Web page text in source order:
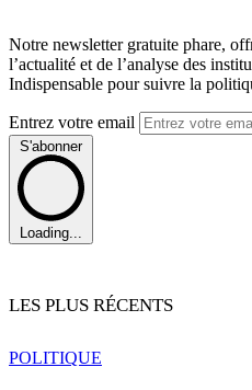
Notre newsletter gratuite phare,
l’actualité et de l’analyse des
Indispensable pour suivre la
Entrez votre email
S'abonner
Loading...
LES PLUS RÉCENTS
POLITIQUE